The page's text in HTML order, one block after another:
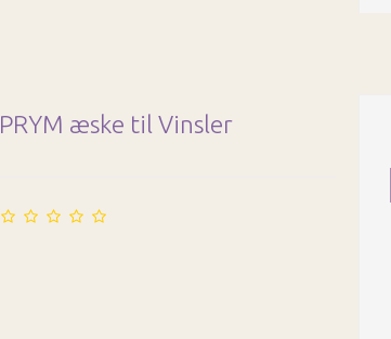
PRYM æske til Vinsler